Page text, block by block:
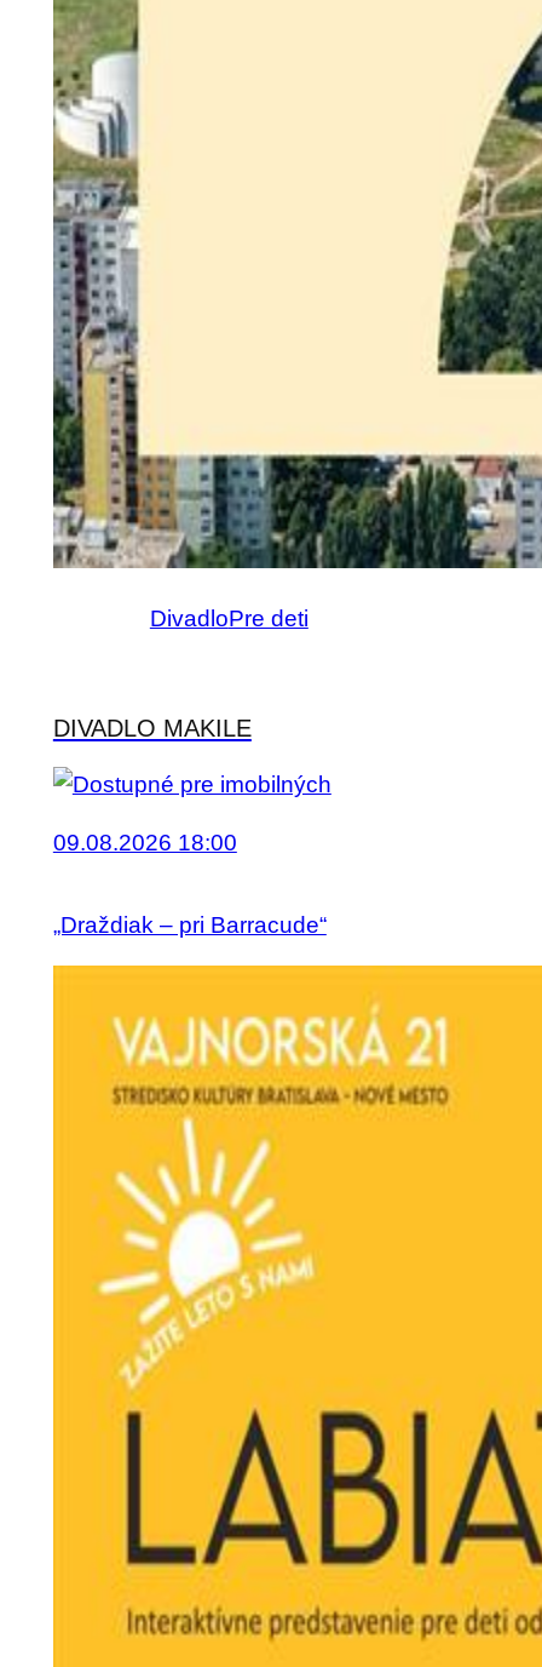
DivadloPre deti
DIVADLO MAKILE
09.08.2026 18:00
„Draždiak – pri Barracude“